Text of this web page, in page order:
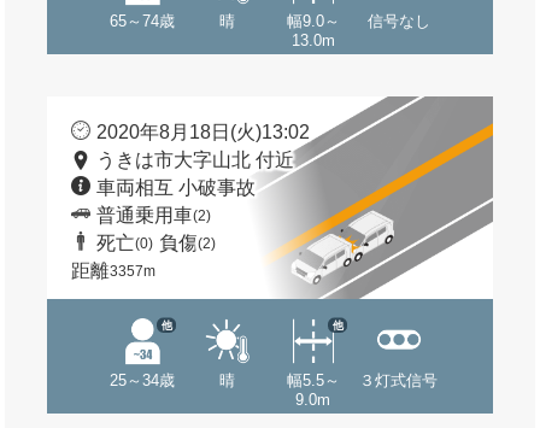
65～74歳 晴
幅9.0～
13.0m
信号なし
2020年8月18日(火)13:02
うきは市大字山北 付近
車両相互 小破事故
普通乗用車(2)
死亡(0) 負傷(2)
距離3357m
25～34歳
他
晴
幅5.5～
9.0m
他
３灯式信号